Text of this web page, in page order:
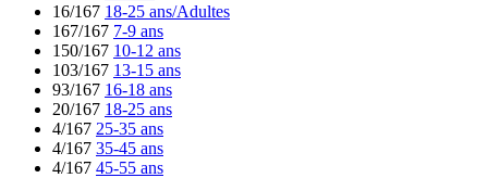
16/167 18-25 ans/Adultes
167/167 7-9 ans
150/167 10-12 ans
103/167 13-15 ans
93/167 16-18 ans
20/167 18-25 ans
4/167 25-35 ans
4/167 35-45 ans
4/167 45-55 ans